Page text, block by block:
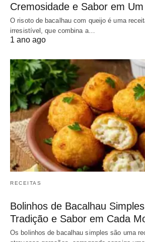
Cremosidade e Sabor em
O risoto de bacalhau com queijo é uma
irresistível, que combina a…
1 ano ago
RECEITAS
Bolinhos de Bacalhau
Tradição e Sabor em Cada
Os bolinhos de bacalhau simples são uma